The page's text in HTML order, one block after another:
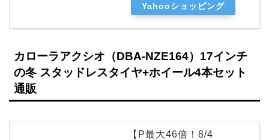
Yahooショッピング
カローラアクシオ（DBA-NZE164）17インチ
の冬 スタッドレスタイヤ+ホイール4本セット
通販
【P最大46倍！8/4